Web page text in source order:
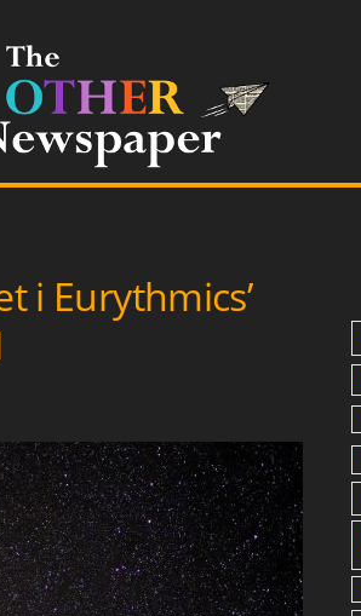
i Eurythmics’